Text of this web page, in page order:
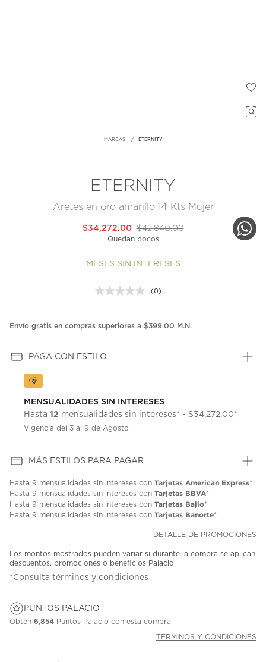
MARCAS ETERNITY
ETERNITY
Aretes en oro amarillo 14 Kts Mujer
$42,840.00
$34,272.00
Quedan pocos
MESES SIN INTERESES
Sin
en
(0)
Envío gratis en compras superiores a $399.00 M.N.
PAGA CON ESTILO
MENSUALIDADES SIN INTERESES
Hasta 12 mensualidades sin intereses* - $34,272.00*
Vigencia del 3 al 9 de Agosto
MÁS ESTILOS PARA PAGAR
Hasta 9 mensualidades sin intereses con Tarjetas American Express*
Hasta 9 mensualidades sin intereses con Tarjetas BBVA*
Hasta 9 mensualidades sin intereses con Tarjetas Bajio*
Hasta 9 mensualidades sin intereses con Tarjetas Banorte*
DETALLE DE PROMOCIONES
Los montos mostrados pueden variar si durante la compra se aplican
descuentos, promociones o beneficios Palacio
*Consulta términos y condiciones
PUNTOS PALACIO
Obtén 6,854 Puntos Palacio con esta compra.
TÉRMINOS Y CONDICIONES